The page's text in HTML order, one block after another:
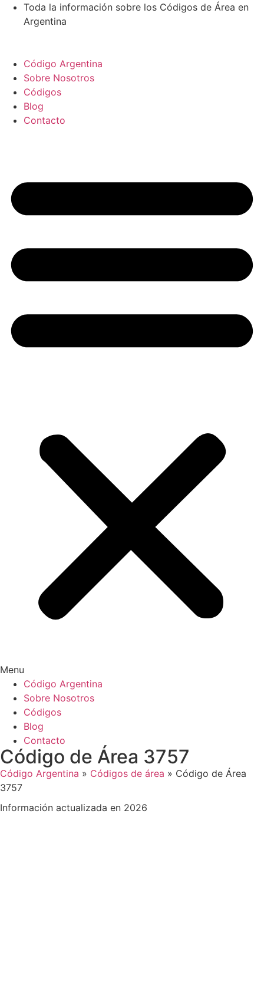
Toda la información sobre los Códigos de Área en
Argentina
Código Argentina
Sobre Nosotros
Códigos
Blog
Contacto
Menu
Código Argentina
Sobre Nosotros
Códigos
Blog
Contacto
Código de Área 3757
Código Argentina » Códigos de área » Código de Área
3757
Información actualizada en 2026